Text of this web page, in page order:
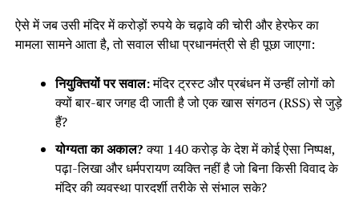
ऐसे में जब उसी मंदिर में करोड़ों रुपये के चढ़ावे की चोरी और हेरफेर का
मामला सामने आता है, तो सवाल सीधा प्रधानमंत्री से ही पूछा जाएगा:
नियुक्तियों पर सवाल:मंदिर ट्रस्ट और प्रबंधन में उन्हीं लोगों को
क्यों बार-बार जगह दी जाती है जो एक खास संगठन (RSS) से जुड़े
हैं?
योग्यता का अकाल?क्या 140 करोड़ के देश में कोई ऐसा निष्पक्ष,
पढ़ा-लिखा और धर्मपरायण व्यक्ति नहीं है जो बिना किसी विवाद के
मंदिर की व्यवस्था पारदर्शी तरीके से संभाल सके?